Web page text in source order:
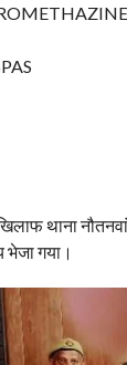
खिलाफ थाना
भेजा गया।